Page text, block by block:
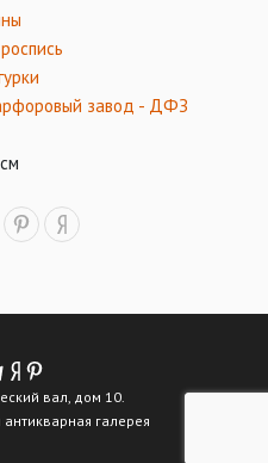
роспись
завод - ДФЗ
вал, дом 10.
галерея